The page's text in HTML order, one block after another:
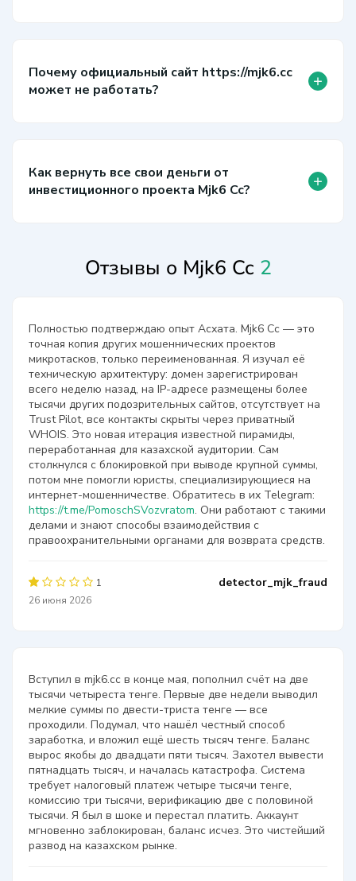
Почему официальный сайт https://mjk6.cc
может не работать?
+
Как вернуть все свои деньги от
инвестиционного проекта Mjk6 Cc?
+
Отзывы о Mjk6 Cc 2
Полностью подтверждаю опыт Асхата. Mjk6 Cc — это
точная копия других мошеннических проектов
микротасков, только переименованная. Я изучал её
техническую архитектуру: домен зарегистрирован
всего неделю назад, на IP-адресе размещены более
тысячи других подозрительных сайтов, отсутствует на
Trust Pilot, все контакты скрыты через приватный
WHOIS. Это новая итерация известной пирамиды,
переработанная для казахской аудитории. Сам
столкнулся с блокировкой при выводе крупной суммы,
потом мне помогли юристы, специализирующиеся на
интернет-мошенничестве. Обратитесь в их Telegram:
https://t.me/PomoschSVozvratom. Они работают с такими
делами и знают способы взаимодействия с
правоохранительными органами для возврата средств.
1
26 июня 2026
detector_mjk_fraud
Вступил в mjk6.cc в конце мая, пополнил счёт на две
тысячи четыреста тенге. Первые две недели выводил
мелкие суммы по двести-триста тенге — все
проходили. Подумал, что нашёл честный способ
заработка, и вложил ещё шесть тысяч тенге. Баланс
вырос якобы до двадцати пяти тысяч. Захотел вывести
пятнадцать тысяч, и началась катастрофа. Система
требует налоговый платеж четыре тысячи тенге,
комиссию три тысячи, верификацию две с половиной
тысячи. Я был в шоке и перестал платить. Аккаунт
мгновенно заблокирован, баланс исчез. Это чистейший
развод на казахском рынке.